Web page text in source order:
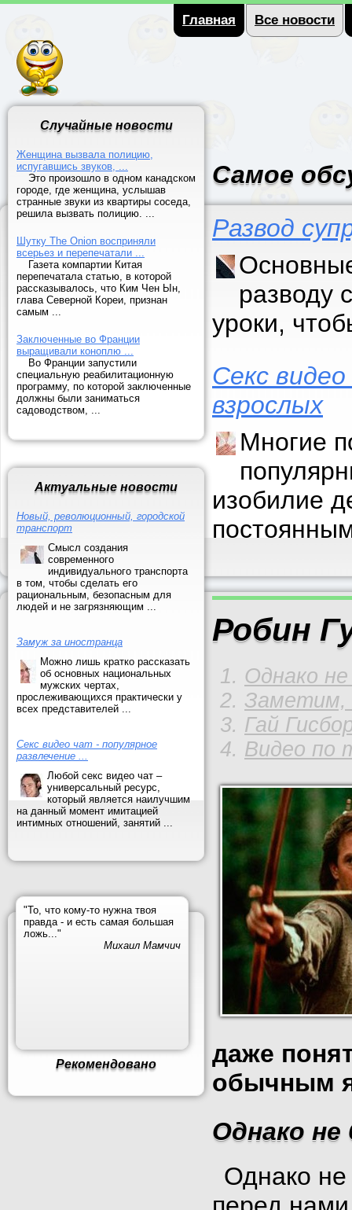
Главная Все новости
Случайные новости
Женщина вызвала полицию,
испугавшись звуков, ...
Это произошло в одном канадском
городе, где женщина, услышав
странные звуки из квартиры соседа,
решила вызвать полицию. ...
Шутку The Onion восприняли
всерьез и перепечатали ...
Газета компартии Китая
перепечатала статью, в которой
рассказывалось, что Ким Чен Ын,
глава Северной Кореи, признан
самым ...
Заключенные во Франции
выращивали коноплю ...
Во Франции запустили
специальную реабилитационную
программу, по которой заключенные
должны были заниматься
садоводством, ...
Актуальные новости
Новый, революционный, городской
транспорт
Смысл создания
современного
индивидуального транспорта
в том, чтобы сделать его
рациональным, безопасным для
людей и не загрязняющим ...
Замуж за иностранца
Можно лишь кратко рассказать
об основных национальных
мужских чертах,
прослеживающихся практически у
всех представителей ...
Секс видео чат - популярное
развлечение ...
Любой секс видео чат –
универсальный ресурс,
который является наилучшим
на данный момент имитацией
интимных отношений, занятий ...
"То, что кому-то нужна твоя
правда - и есть самая большая
ложь..."
Михаил Мамчич
Рекомендовано
Самое
Развод
разводу
уроки,
Секс
взрослых
Многие
изобилие
Робин
Однако
Заметим,
Гай
Видео по
даже
обычным
Однако не
Однако не